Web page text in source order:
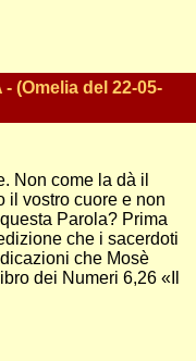
(Omelia del 22-05-
Non come la dà il
il vostro cuore e non
Parola? Prima
che i sacerdoti
che Mosè
dei Numeri 6,26 «Il